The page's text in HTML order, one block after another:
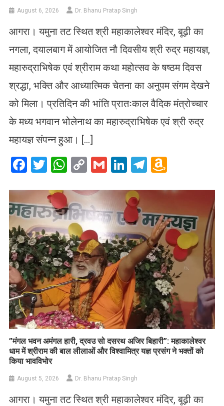
August 6, 2026 Dr. Bhanu Pratap Singh
आगरा। यमुना तट स्थित श्री महाकालेश्वर मंदिर, बूढ़ी का
नगला, दयालबाग में आयोजित नौ दिवसीय श्री रुद्र महायज्ञ,
महारुद्राभिषेक एवं श्रीराम कथा महोत्सव के षष्ठम दिवस
श्रद्धा, भक्ति और आध्यात्मिक चेतना का अनुपम संगम देखने
को मिला। प्रतिदिन की भांति प्रातःकाल वैदिक मंत्रोच्चार
के मध्य भगवान भोलेनाथ का महारुद्राभिषेक एवं श्री रुद्र
महायज्ञ संपन्न हुआ। […]
Facebook
Twitter
WhatsApp
CopyGmailLinkedIn
Telegram
List
​”मंगल भवन अमंगल हारी, द्रवउ सो दसरथ अजिर बिहारी”: महाकालेश्वर
धाम में श्रीराम की बाल लीलाओं और विश्वामित्र यज्ञ प्रसंग ने भक्तों को
किया भावविभोर
August 5, 2026 Dr. Bhanu Pratap Singh
आगरा। यमुना तट स्थित श्री महाकालेश्वर मंदिर, बूढ़ी का